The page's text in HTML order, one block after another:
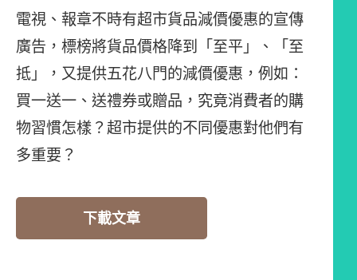
電視、報章不時有超市貨品減價優惠的宣傳
廣告，標榜將貨品價格降到「至平」、「至
抵」，又提供五花八門的減價優惠，例如：
買一送一、送禮券或贈品，究竟消費者的購
物習慣怎樣？超市提供的不同優惠對他們有
多重要？
下載文章